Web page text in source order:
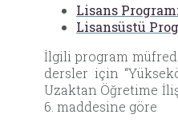
Lisans
Lisansüstü
İlgili program
dersler için
Uzaktan Öğretime
6. maddesine göre